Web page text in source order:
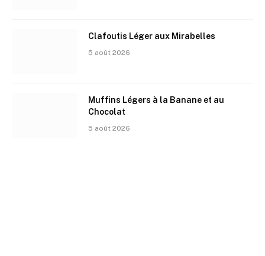
Clafoutis Léger aux Mirabelles
5 août 2026
Muffins Légers à la Banane et au
Chocolat
5 août 2026